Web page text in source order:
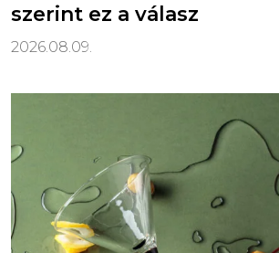
szerint ez a válasz
2026.08.09.